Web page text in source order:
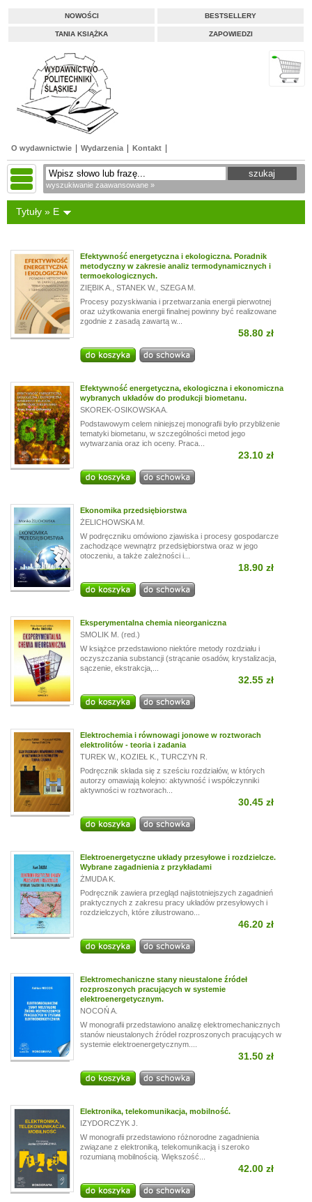
NOWOŚCI BESTSELLERY
TANIA KSIĄŻKA ZAPOWIEDZI
O wydawnictwie Wydarzenia Kontakt
wyszukiwanie zaawansowane »
Tytuły » E
Efektywność energetyczna i ekologiczna. Poradnik
metodyczny w zakresie analiz termodynamicznych i
termoekologicznych.
ZIĘBIK A.
STANEK W. SZEGA M.
Procesy pozyskiwania i przetwarzania energii pierwotnej
oraz użytkowania energii finalnej powinny być realizowane
zgodnie z zasadą zawartą w...
58.80 zł
Efektywność energetyczna, ekologiczna i ekonomiczna
wybranych układów do produkcji biometanu.
SKOREK-OSIKOWSKA A.
Podstawowym celem niniejszej monografii było przybliżenie
tematyki biometanu, w szczególności metod jego
wytwarzania oraz ich oceny. Praca...
23.10 zł
Ekonomika przedsiębiorstwa
ŻELICHOWSKA M.
W podręczniku omówiono zjawiska i procesy gospodarcze
zachodzące wewnątrz przedsiębiorstwa oraz w jego
otoczeniu, a także zależności i...
18.90 zł
Eksperymentalna chemia nieorganiczna
SMOLIK M. (red.)
W książce przedstawiono niektóre metody rozdziału i
oczyszczania substancji (strącanie osadów, krystalizacja,
sączenie, ekstrakcja,...
32.55 zł
Elektrochemia i równowagi jonowe w roztworach
elektrolitów - teoria i zadania
TUREK W.
KOZIEŁ K.
TURCZYN R.
Podręcznik składa się z sześciu rozdziałów, w których
autorzy omawiają kolejno: aktywność i współczynniki
aktywności w roztworach...
30.45 zł
Elektroenergetyczne układy przesyłowe i rozdzielcze.
Wybrane zagadnienia z przykładami
ŻMUDA K.
Podręcznik zawiera przegląd najistotniejszych zagadnień
praktycznych z zakresu pracy układów przesyłowych i
rozdzielczych, które zilustrowano...
46.20 zł
Elektromechaniczne stany nieustalone źródeł
rozproszonych pracujących w systemie
elektroenergetycznym.
NOCOŃ A.
W monografii przedstawiono analizę elektromechanicznych
stanów nieustalonych źródeł rozproszonych pracujących w
systemie elektroenergetycznym....
31.50 zł
Elektronika, telekomunikacja, mobilność.
IZYDORCZYK J.
W monografii przedstawiono różnorodne zagadnienia
związane z elektroniką, telekomunikacją i szeroko
rozumianą mobilnością. Większość...
42.00 zł